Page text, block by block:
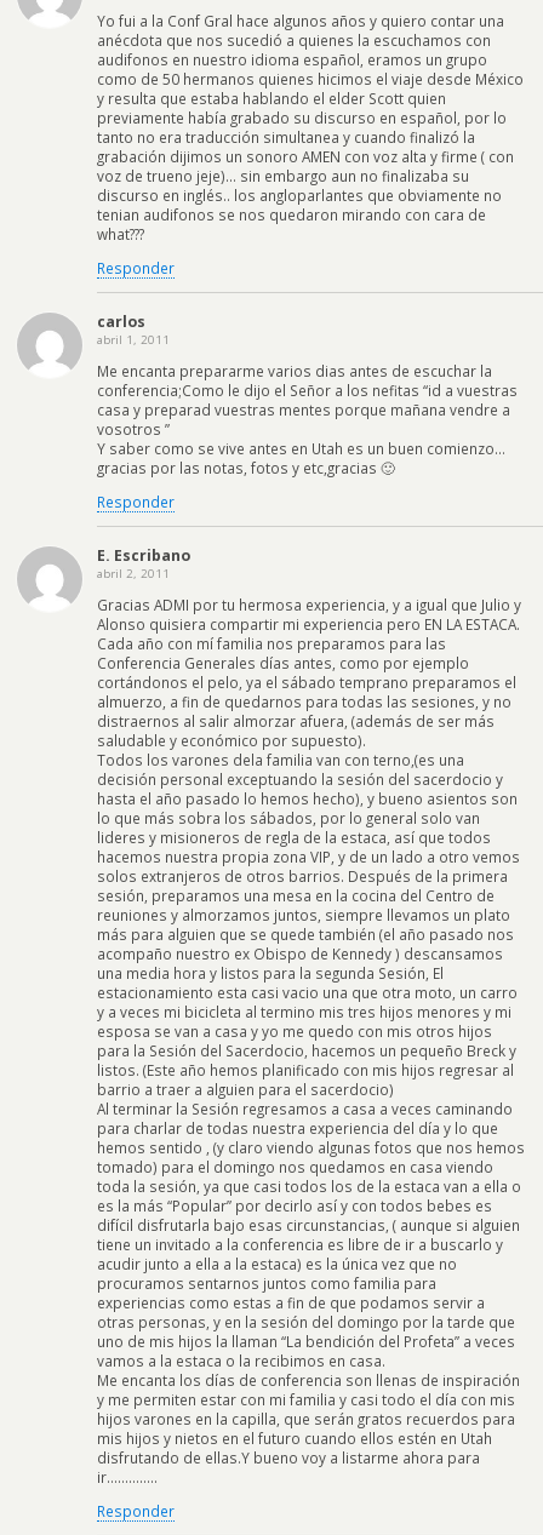
Yo fui a la Conf Gral hace algunos años y quiero contar una
anécdota que nos sucedió a quienes la escuchamos con
audifonos en nuestro idioma español, eramos un grupo
como de 50 hermanos quienes hicimos el viaje desde México
y resulta que estaba hablando el elder Scott quien
previamente había grabado su discurso en español, por lo
tanto no era traducción simultanea y cuando finalizó la
grabación dijimos un sonoro AMEN con voz alta y firme ( con
voz de trueno jeje)… sin embargo aun no finalizaba su
discurso en inglés.. los angloparlantes que obviamente no
tenian audifonos se nos quedaron mirando con cara de
what???
Responder
carlos
abril 1, 2011
Me encanta prepararme varios dias antes de escuchar la
conferencia;Como le dijo el Señor a los nefitas “id a vuestras
casa y preparad vuestras mentes porque mañana vendre a
vosotros ”
Y saber como se vive antes en Utah es un buen comienzo…
gracias por las notas, fotos y etc,gracias 🙂
Responder
E. Escribano
abril 2, 2011
Gracias ADMI por tu hermosa experiencia, y a igual que Julio y
Alonso quisiera compartir mi experiencia pero EN LA ESTACA.
Cada año con mí familia nos preparamos para las
Conferencia Generales días antes, como por ejemplo
cortándonos el pelo, ya el sábado temprano preparamos el
almuerzo, a fin de quedarnos para todas las sesiones, y no
distraernos al salir almorzar afuera, (además de ser más
saludable y económico por supuesto).
Todos los varones dela familia van con terno,(es una
decisión personal exceptuando la sesión del sacerdocio y
hasta el año pasado lo hemos hecho), y bueno asientos son
lo que más sobra los sábados, por lo general solo van
lideres y misioneros de regla de la estaca, así que todos
hacemos nuestra propia zona VIP, y de un lado a otro vemos
solos extranjeros de otros barrios. Después de la primera
sesión, preparamos una mesa en la cocina del Centro de
reuniones y almorzamos juntos, siempre llevamos un plato
más para alguien que se quede también (el año pasado nos
acompaño nuestro ex Obispo de Kennedy ) descansamos
una media hora y listos para la segunda Sesión, El
estacionamiento esta casi vacio una que otra moto, un carro
y a veces mi bicicleta al termino mis tres hijos menores y mi
esposa se van a casa y yo me quedo con mis otros hijos
para la Sesión del Sacerdocio, hacemos un pequeño Breck y
listos. (Este año hemos planificado con mis hijos regresar al
barrio a traer a alguien para el sacerdocio)
Al terminar la Sesión regresamos a casa a veces caminando
para charlar de todas nuestra experiencia del día y lo que
hemos sentido , (y claro viendo algunas fotos que nos hemos
tomado) para el domingo nos quedamos en casa viendo
toda la sesión, ya que casi todos los de la estaca van a ella o
es la más “Popular” por decirlo así y con todos bebes es
difícil disfrutarla bajo esas circunstancias, ( aunque si alguien
tiene un invitado a la conferencia es libre de ir a buscarlo y
acudir junto a ella a la estaca) es la única vez que no
procuramos sentarnos juntos como familia para
experiencias como estas a fin de que podamos servir a
otras personas, y en la sesión del domingo por la tarde que
uno de mis hijos la llaman “La bendición del Profeta” a veces
vamos a la estaca o la recibimos en casa.
Me encanta los días de conferencia son llenas de inspiración
y me permiten estar con mi familia y casi todo el día con mis
hijos varones en la capilla, que serán gratos recuerdos para
mis hijos y nietos en el futuro cuando ellos estén en Utah
disfrutando de ellas.Y bueno voy a listarme ahora para
ir…………..
Responder